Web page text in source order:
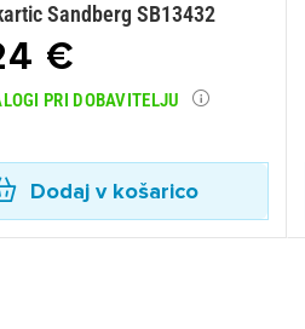
Sandberg SB13432
€
PRI DOBAVITELJU
Dodaj v košarico